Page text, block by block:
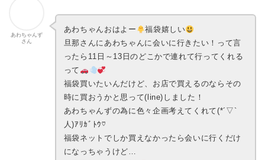
あわちゃんず
さん
あわちゃんおはよー
福袋嬉しい
旦那さんにあわちゃんに会いに行きたい！って言
ったら11日～13日のどこかで連れて行ってくれる
って
福袋買いたいんだけど、お店で買えるのならその
時に買おうかと思って(line)しました！
あわちゃんずの為に色々企画考えてくれて(*´▽`
人)ｱﾘｶﾞﾄｳ♡
福袋ネットでしか買えなかったら会いに行くだけ
になっちゃうけど…